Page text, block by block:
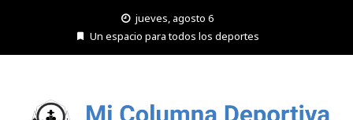
jueves, agosto 6
Un espacio para todos los deportes